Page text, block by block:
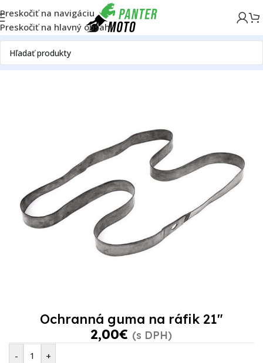
Preskočiť na navigáciu
Preskočiť na hlavný obsah
DomovOFF ROADRámKolesáPríslušenstvo
Ochranná guma na ráfik 21″
2,00€ (s DPH)
- +